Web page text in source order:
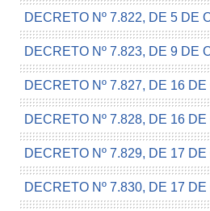
DECRETO Nº 7.822, DE 5 DE
DECRETO Nº 7.823, DE 9 DE
DECRETO Nº 7.827, DE 16
DECRETO Nº 7.828, DE 16
DECRETO Nº 7.829, DE 17
DECRETO Nº 7.830, DE 17